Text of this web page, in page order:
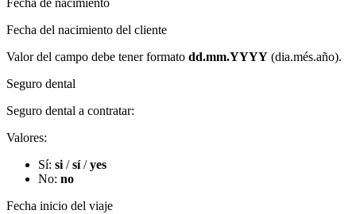
Fecha de nacimiento
Fecha del nacimiento del cliente
Valor del campo debe tener formato dd.mm.YYYY (dia.més.año)​.
Seguro dental
Seguro dental a contratar:
Valores:
Sí: si /sí/yes
No: no
Fecha inicio del viaje